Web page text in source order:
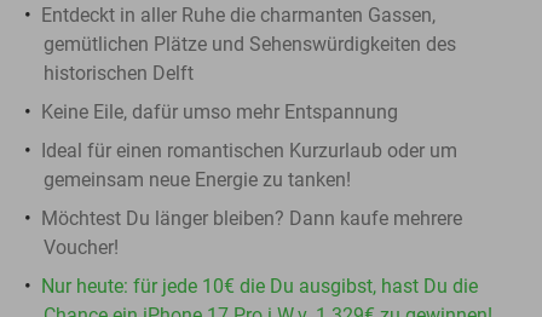
Entdeckt in aller Ruhe die charmanten Gassen,
gemütlichen Plätze und Sehenswürdigkeiten des
historischen Delft
Keine Eile, dafür umso mehr Entspannung
Ideal für einen romantischen Kurzurlaub oder um
gemeinsam neue Energie zu tanken!
Möchtest Du länger bleiben? Dann kaufe mehrere
Voucher!
Nur heute: für jede 10€ die Du ausgibst, hast Du die